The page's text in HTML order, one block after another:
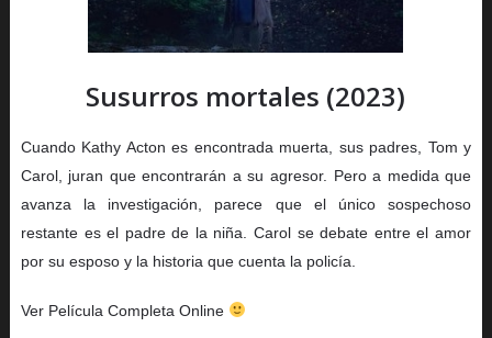
Susurros mortales (2023)
Cuando Kathy Acton es encontrada muerta, sus padres, Tom y
Carol, juran que encontrarán a su agresor. Pero a medida que
avanza la investigación, parece que el único sospechoso
restante es el padre de la niña. Carol se debate entre el amor
por su esposo y la historia que cuenta la policía.
Ver Película Completa Online